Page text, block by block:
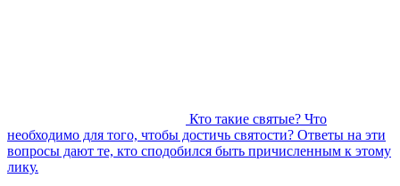
Кто такие святые? Что
необходимо для того, чтобы достичь святости? Ответы на эти
вопросы дают те, кто сподобился быть причисленным к этому
лику.